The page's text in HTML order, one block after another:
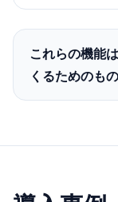
これらの機能
くるためのもの